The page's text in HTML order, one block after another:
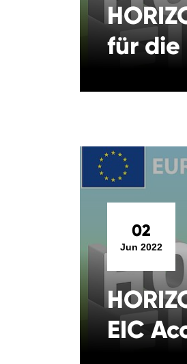
für die
02
Jun 2022
EIC